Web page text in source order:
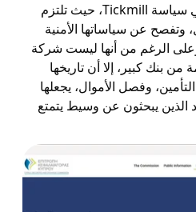
وتُعد الشفافية عنصرًا بارزًا في سياسة Tickmill، حيث تلتزم
الأمنية
أنها ليست شركة
إلا أن تاريخها
الأموال، يجعلها
عن وسيط يتمتع